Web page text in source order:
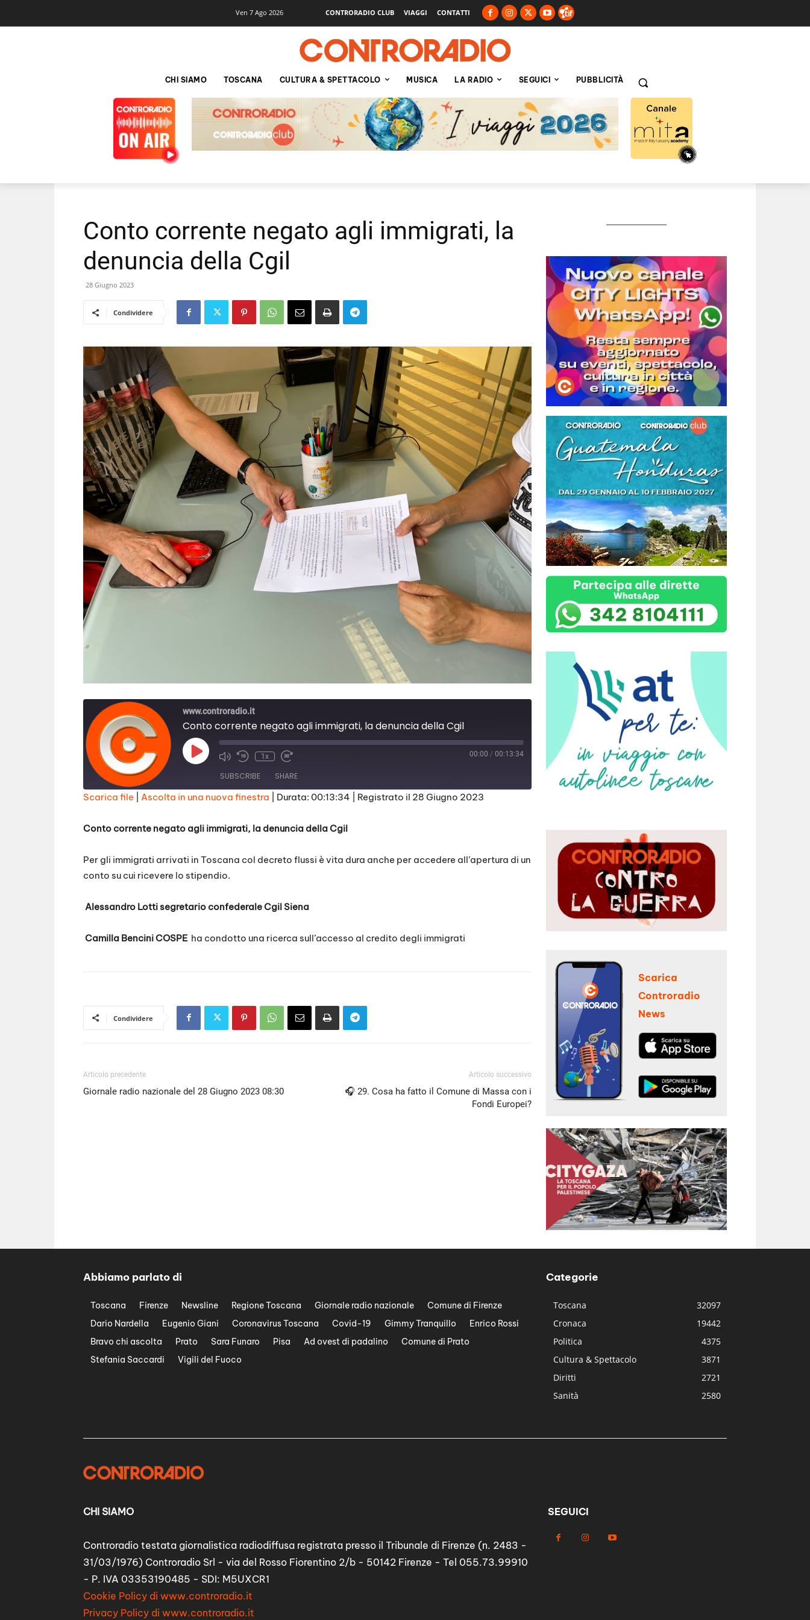
Ven 7 Ago 2026 CONTRORADIO CLUB VIAGGI CONTATTI
CHI SIAMO TOSCANA CULTURA & SPETTACOLO MUSICA LA RADIO SEGUICI PUBBLICITÀ
Conto corrente negato agli immigrati, la
denuncia della Cgil
28 Giugno 2023
Condividere
www.controradio.it
Conto corrente negato agli immigrati, la denuncia della Cgil
Play
Episode
1x 00:00 / 00:13:34
SUBSCRIBE SHARE
RSS FEED
EMBED
Scarica file Ascolta in una nuova finestra Durata: 00:13:34 Registrato il 28 Giugno 2023
Conto corrente negato agli immigrati, la denuncia della Cgil
Per gli immigrati arrivati in Toscana col decreto flussi è vita dura anche per accedere all’apertura di un
conto su cui ricevere lo stipendio.
Alessandro Lotti segretario confederale Cgil Siena
Camilla Bencini COSPE ha condotto una ricerca sull’accesso al credito degli immigrati
Condividere
Articolo precedente
Giornale radio nazionale del 28 Giugno 2023 08:30
Articolo successivo
🎧 29. Cosa ha fatto il Comune di Massa con i
Fondi Europei?
Scarica
Controradio
News
Abbiamo parlato di
Toscana Firenze Newsline Regione Toscana Giornale radio nazionale
Comune di Firenze
Dario Nardella
Eugenio Giani Coronavirus Toscana Covid-19 Gimmy Tranquillo
Enrico Rossi
Bravo chi ascolta
Prato Sara Funaro Pisa Ad ovest di padalino
Comune di Prato
Stefania Saccardi
Vigili del Fuoco
Categorie
Toscana
32097
Cronaca
19442
Politica
4375
Cultura & Spettacolo
3871
Diritti
2721
Sanità
2580
CHI SIAMO
Controradio testata giornalistica radiodiffusa registrata presso il Tribunale di Firenze (n. 2483 -
31/03/1976) Controradio Srl - via del Rosso Fiorentino 2/b - 50142 Firenze - Tel 055.73.99910
- P. IVA 03353190485 - SDI: M5UXCR1
Cookie Policy di www.controradio.it
Privacy Policy di www.controradio.it
SEGUICI